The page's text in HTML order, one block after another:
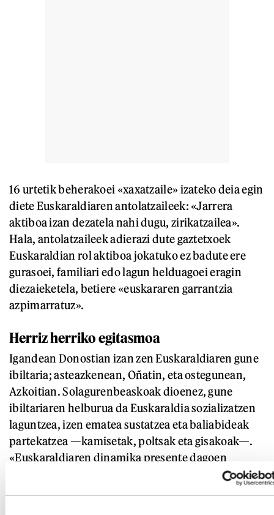
16 urtetik beherakoei «xaxatzaile» izateko deia egin
diete Euskaraldiaren antolatzaileek: «Jarrera
aktiboa izan dezatela nahi dugu, zirikatzailea».
Hala, antolatzaileek adierazi dute gaztetxoek
Euskaraldian rol aktiboa jokatuko ez badute ere
gurasoei, familiari edo lagun helduagoei eragin
diezaieketela, betiere «euskararen garrantzia
azpimarratuz».
Herriz herriko egitasmoa
Igandean Donostian izan zen Euskaraldiaren gune
ibiltaria; asteazkenean, Oñatin, eta ostegunean,
Azkoitian. Solagurenbeaskoak dioenez, gune
ibiltariaren helburua da Euskaraldia sozializatzen
laguntzea, izen ematea sustatzea eta baliabideak
partekatzea —kamisetak, poltsak eta gisakoak—.
«Euskaraldiaren dinamika presente dagoen
lekuetan, gune ibiltaria hauspo bat izan daiteke